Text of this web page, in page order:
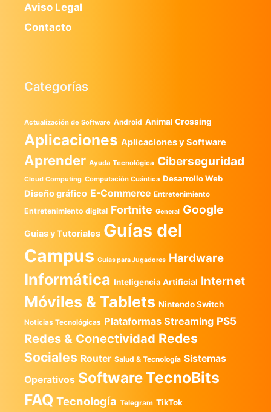
Aviso Legal
Contacto
Categorías
Actualización de Software Android Animal Crossing
Aplicaciones Aplicaciones y Software
Aprender Ayuda Tecnológica Ciberseguridad
Cloud Computing Computación Cuántica Desarrollo Web
Diseño gráfico E-Commerce Entretenimiento
Entretenimiento digital Fortnite General Google
Guias y Tutoriales Guías del
Campus Guías para Jugadores Hardware
Informática Inteligencia Artificial Internet
Móviles & Tablets Nintendo Switch
Noticias Tecnológicas Plataformas Streaming PS5
Redes & Conectividad Redes
Sociales Router Salud & Tecnología Sistemas
Operativos SoftwareTecnoBits
FAQ Tecnología Telegram TikTok